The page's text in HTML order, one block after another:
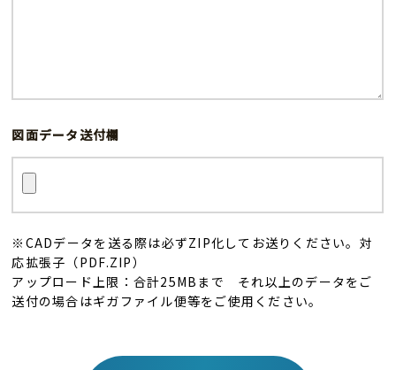
図面データ送付欄
※CADデータを送る際は必ずZIP化してお送りください。対
応拡張子（PDF.ZIP）
アップロード上限：合計25MBまで それ以上のデータをご
送付の場合はギガファイル便等をご使用ください。